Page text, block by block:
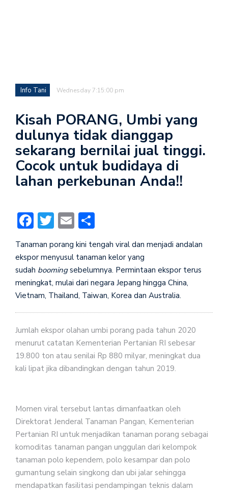
Info Tani Wednesday 7:15:00 pm
Kisah PORANG, Umbi yang
dulunya tidak dianggap
sekarang bernilai jual tinggi.
Cocok untuk budidaya di
lahan perkebunan Anda!!
Facebook
Twitter
Email
Tanaman porang kini tengah viral dan menjadi andalan
ekspor menyusul tanaman kelor yang
sudah boomingsebelumnya. Permintaan ekspor terus
meningkat, mulai dari negara Jepang hingga China,
Vietnam, Thailand, Taiwan, Korea dan Australia.
Jumlah ekspor olahan umbi porang pada tahun 2020
menurut catatan Kementerian Pertanian RI sebesar
19.800 ton atau senilai Rp 880 milyar, meningkat dua
kali lipat jika dibandingkan dengan tahun 2019.
Momen viral tersebut lantas dimanfaatkan oleh
Direktorat Jenderal Tanaman Pangan, Kementerian
Pertanian RI untuk menjadikan tanaman porang sebagai
komoditas tanaman pangan unggulan dari kelompok
tanaman polo kependem, polo kesampar dan polo
gumantung selain singkong dan ubi jalar sehingga
mendapatkan fasilitasi pendampingan teknis dalam